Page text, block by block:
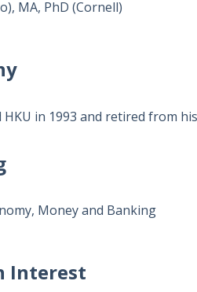
MA, PhD (Cornell)
HKU in 1993 and retired from
Money and Banking
Interest